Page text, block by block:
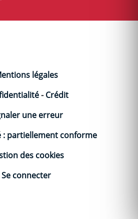
légales
-Crédit
une erreur
: partiellement conforme
des cookies
Se connecter